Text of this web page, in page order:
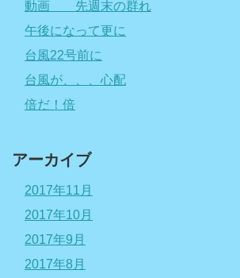
動画 先週末の群れ
午後になって更に
台風22号前に
台風が、、、心配
倍だ！倍
アーカイブ
2017年11月
2017年10月
2017年9月
2017年8月